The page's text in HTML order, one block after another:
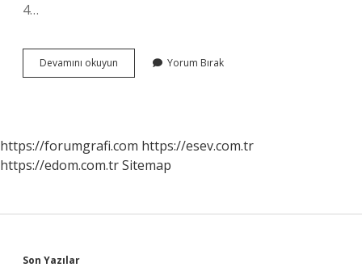
4…
Devamını okuyun
Patenine
Yorum Bırak
https://forumgrafi.com https://esev.com.tr
https://edom.com.trSitemap
Sidebar
Son Yazılar